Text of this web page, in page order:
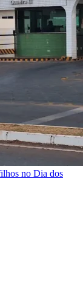
no Dia dos